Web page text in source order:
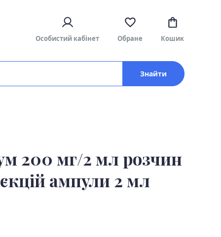
Особистий кабінет Обране Кошик
Знайти
200 мг/2 мл розчин
ампули 2 мл